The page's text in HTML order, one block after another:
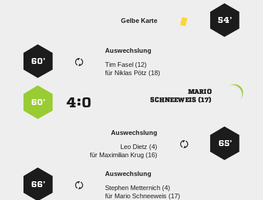
54’
Gelbe Karte
Auswechslung
  
für   
60’

 
:
60’
65’
Auswechslung
  
für   
Auswechslung
  
für   
66’